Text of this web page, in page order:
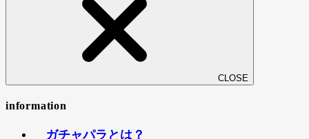
CLOSE
information
ガチャパラとは？